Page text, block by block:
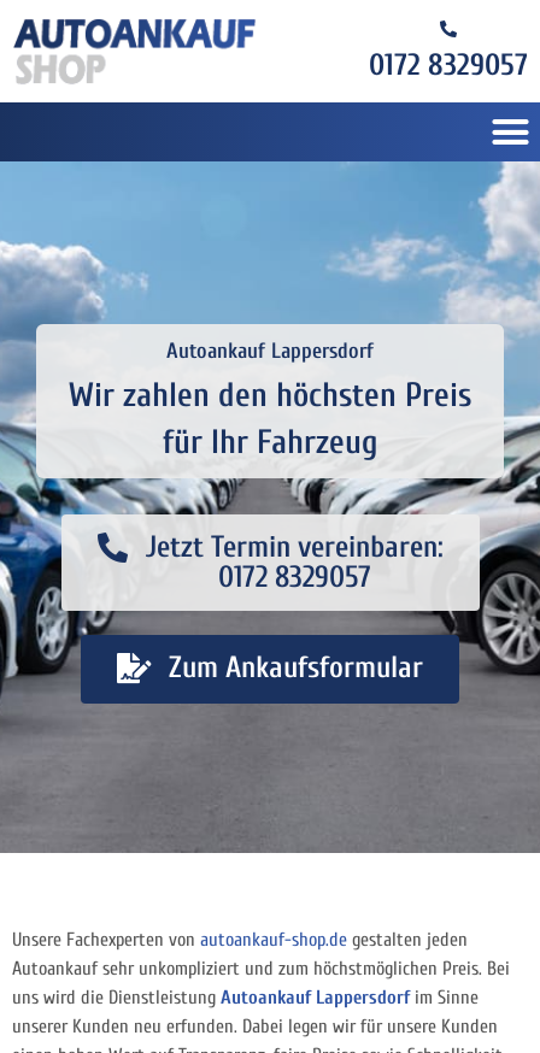
0172 8329057
Autoankauf Lappersdorf
Wir zahlen den höchsten Preis
für Ihr Fahrzeug
Jetzt Termin vereinbaren:
0172 8329057
Zum Ankaufsformular
Unsere Fachexperten von autoankauf-shop.de gestalten jeden
Autoankauf sehr unkompliziert und zum höchstmöglichen Preis. Bei
uns wird die Dienstleistung Autoankauf Lappersdorfim Sinne
unserer Kunden neu erfunden. Dabei legen wir für unsere Kunden